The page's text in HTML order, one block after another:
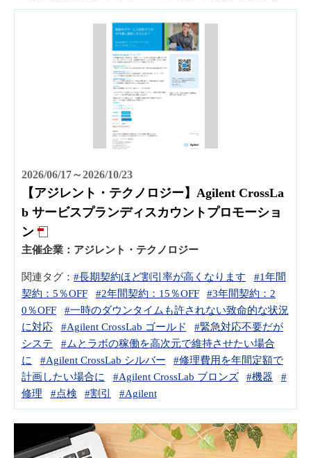
2026/06/17～2026/10/23
【アジレント・テクノロジー】Agilent CrossLa
b サービスプランディスカウントプロモーショ
ン
主催企業： アジレント・テクノロジー
関連タグ： #長期契約ほど割引率が高くなります
#1年間
契約：5％OFF
#2年間契約：15％OFF
#3年間契約：2
0％OFF
#一時のダウンタイムも許されない致命的な状況
に対応
#Agilent CrossLab ゴールド
#緊急対応不要だが
システ
#ムとラボの稼働を高次元で維持させたい場合
に
#Agilent CrossLab シルバー
#修理費用を年間定額で
計画したい場合に
#Agilent CrossLab ブロンズ #機器
#
修理
#点検 #割引 #Agilent